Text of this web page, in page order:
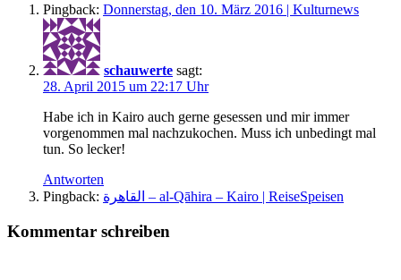
Pingback: Donnerstag, den 10. März 2016 | Kulturnews
schauwerte sagt:
28. April 2015 um 22:17 Uhr
Habe ich in Kairo auch gerne gesessen und mir immer
vorgenommen mal nachzukochen. Muss ich unbedingt mal
tun. So lecker!
Antworten
Pingback:
‏القاهرة‎ – al-Qāhira – Kairo | ReiseSpeisen
Kommentar schreiben